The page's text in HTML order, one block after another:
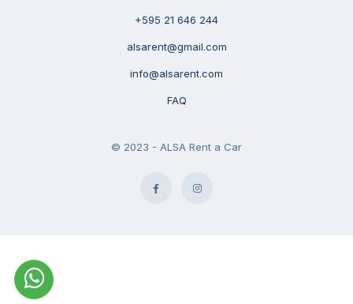
+595 21 646 244
alsarent@gmail.com
info@alsarent.com
FAQ
© 2023 - ALSA Rent a Car